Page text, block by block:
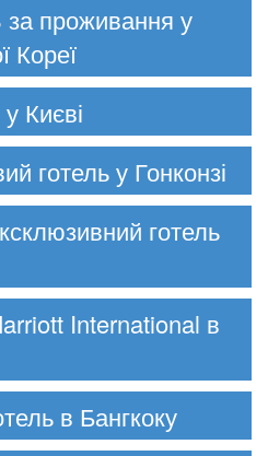
проживання у
Кореї
Києві
готель у Гонконзі
готель
International в
в Бангкоку